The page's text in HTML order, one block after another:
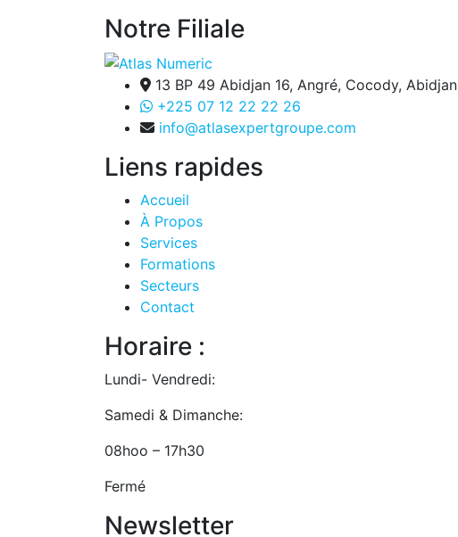
Notre Filiale
13 BP 49 Abidjan 16, Angré, Cocody, Abidjan
+225 07 12 22 22 26
info@atlasexpertgroupe.com
Liens rapides
Accueil
À Propos
Services
Formations
Secteurs
Contact
Horaire :
Lundi- Vendredi:
Samedi & Dimanche:
08hoo – 17h30
Fermé
Newsletter